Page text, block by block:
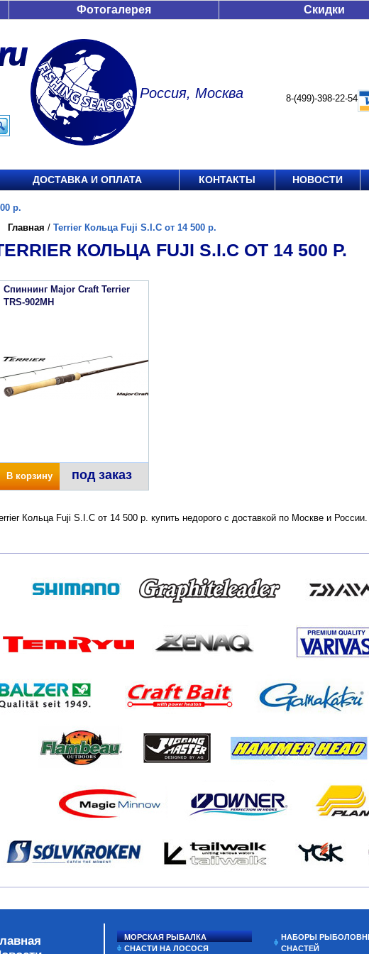
Фотогалерея Скидки
Россия, Москва 8-(499)-398-22-54
ДОСТАВКА И ОПЛАТА КОНТАКТЫ НОВОСТИ
р.
Главная / Terrier Кольца Fuji S.I.C от 14 500 р.
КОЛЬЦА FUJI S.I.C ОТ 14 500 Р.
Спиннинг Major Craft Terrier
TRS-902MH
В корзину под заказ
Кольца Fuji S.I.C от 14 500 р. купить недорого с доставкой по Москве и
МОРСКАЯ РЫБАЛКА
СНАСТИ НА ЛОСОСЯ
НАБОРЫ
СНАСТЕЙ